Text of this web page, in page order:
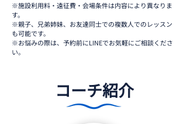
※施設利用料・遠征費・会場条件は内容により異なりま
す。
※親子、兄弟姉妹、お友達同士での複数人でのレッスン
も可能です。
※お悩みの際は、予約前にLINEでお気軽にご相談くださ
い。
コーチ紹介